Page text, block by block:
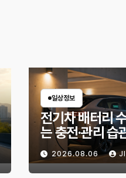
일상정보
전기차 배터리
는 충전·관리 습
리 불안 줄이는
법2026.08.06